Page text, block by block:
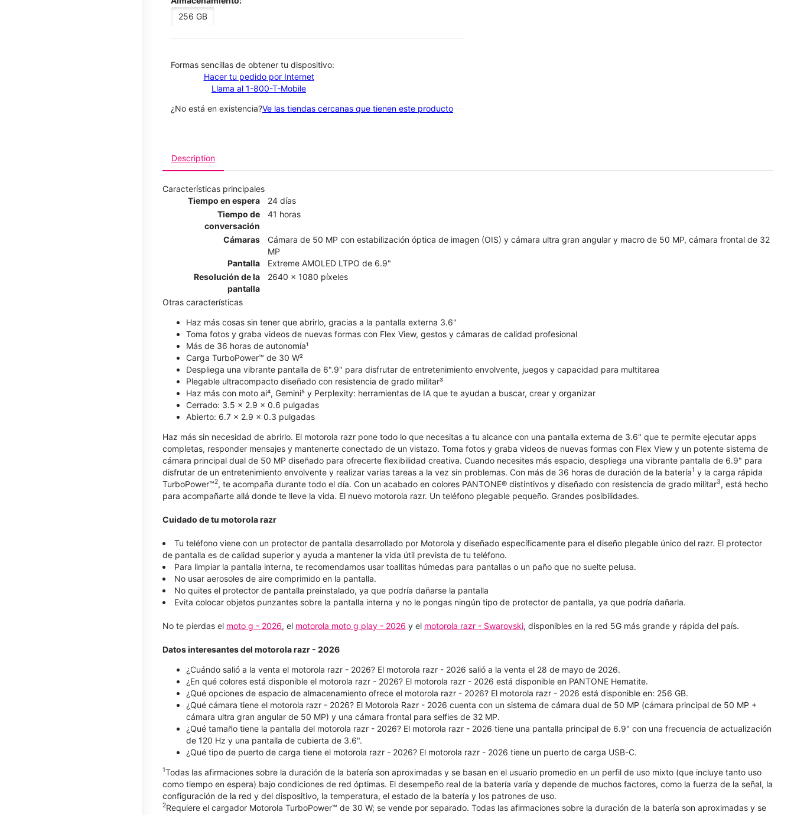
256 GB
​​​​​​​Formas sencillas de obtener tu dispositivo:
Hacer tu pedido por Internet
Llama al 1-800-T-Mobile
¿No está en existencia?Ve las tiendas cercanas que tienen este producto
Description
Características principales
Tiempo en espera
24 días
Tiempo de
conversación
41 horas
Cámaras
Cámara de 50 MP con estabilización óptica de imagen (OIS) y cámara ultra gran angular y macro de 50 MP, cámara frontal de 32
MP
Pantalla
Extreme AMOLED LTPO de 6.9"
Resolución de la
pantalla
2640 x 1080 píxeles
Otras características
Haz más cosas sin tener que abrirlo, gracias a la pantalla externa 3.6"
Toma fotos y graba videos de nuevas formas con Flex View, gestos y cámaras de calidad profesional
Más de 36 horas de autonomía¹
Carga TurboPower™ de 30 W²
Despliega una vibrante pantalla de 6".9" para disfrutar de entretenimiento envolvente, juegos y capacidad para multitarea
Plegable ultracompacto diseñado con resistencia de grado militar³
Haz más con moto ai⁴, Gemini⁵ y Perplexity: herramientas de IA que te ayudan a buscar, crear y organizar
Cerrado: 3.5 x 2.9 x 0.6 pulgadas
Abierto: 6.7 x 2.9 x 0.3 pulgadas
Haz más sin necesidad de abrirlo. El motorola razr pone todo lo que necesitas a tu alcance con una pantalla externa de 3.6" que te permite ejecutar apps
completas, responder mensajes y mantenerte conectado de un vistazo. Toma fotos y graba videos de nuevas formas con Flex View y un potente sistema de
cámara principal dual de 50 MP diseñado para ofrecerte flexibilidad creativa. Cuando necesites más espacio, despliega una vibrante pantalla de 6.9" para
disfrutar de un entretenimiento envolvente y realizar varias tareas a la vez sin problemas. Con más de 36 horas de duración de la batería1 y la carga rápida
TurboPower™2, te acompaña durante todo el día. Con un acabado en colores PANTONE® distintivos y diseñado con resistencia de grado militar3, está hecho
para acompañarte allá donde te lleve la vida. El nuevo motorola razr. Un teléfono plegable pequeño. Grandes posibilidades.
Cuidado de tu motorola razr
Tu teléfono viene con un protector de pantalla desarrollado por Motorola y diseñado específicamente para el diseño plegable único del razr. El protector
de pantalla es de calidad superior y ayuda a mantener la vida útil prevista de tu teléfono.
Para limpiar la pantalla interna, te recomendamos usar toallitas húmedas para pantallas o un paño que no suelte pelusa.
No usar aerosoles de aire comprimido en la pantalla.
No quites el protector de pantalla preinstalado, ya que podría dañarse la pantalla
Evita colocar objetos punzantes sobre la pantalla interna y no le pongas ningún tipo de protector de pantalla, ya que podría dañarla.
No te pierdas el moto g - 2026, el motorola moto g play - 2026 y el motorola razr - Swarovski, disponibles en la red 5G más grande y rápida del país.
Datos interesantes del motorola razr - 2026
¿Cuándo salió a la venta el motorola razr - 2026? El motorola razr - 2026 salió a la venta el 28 de mayo de 2026.
¿En qué colores está disponible el motorola razr - 2026?​​​​​​​ El motorola razr - 2026 está disponible en PANTONE Hematite.
¿Qué opciones de espacio de almacenamiento ofrece el motorola razr - 2026?​​​​​​​ El motorola razr - 2026 está disponible en: 256 GB.
¿Qué cámara tiene el motorola razr - 2026? El Motorola Razr - 2026 cuenta con un sistema de cámara dual de 50 MP (cámara principal de 50 MP +
cámara ultra gran angular de 50 MP) y una cámara frontal para selfies de 32 MP.
¿Qué tamaño tiene la pantalla del motorola razr - 2026? El motorola razr - 2026 tiene una pantalla principal de 6.9" con una frecuencia de actualización
de 120 Hz y una pantalla de cubierta de 3.6".
¿Qué tipo de puerto de carga tiene el motorola razr - 2026? El motorola razr - 2026 tiene un puerto de carga USB-C.
1Todas las afirmaciones sobre la duración de la batería son aproximadas y se basan en el usuario promedio en un perfil de uso mixto (que incluye tanto uso
como tiempo en espera) bajo condiciones de red óptimas. El desempeño real de la batería varía y depende de muchos factores, como la fuerza de la señal, la
configuración de la red y del dispositivo, la temperatura, el estado de la batería y los patrones de uso.
2Requiere el cargador Motorola TurboPower™ de 30 W; se vende por separado. Todas las afirmaciones sobre la duración de la batería son aproximadas y se